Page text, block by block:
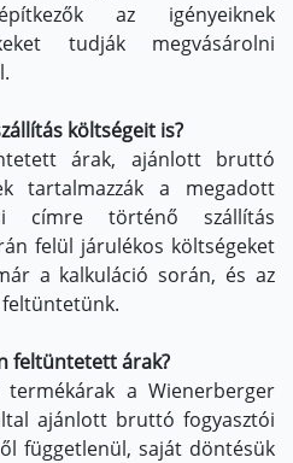
az igényeiknek
tudják megvásárolni
költségeit is?
árak, ajánlott bruttó
tartalmazzák a megadott
címre történő szállítás
felül járulékos költségeket
a kalkuláció során, és az
feltüntetett árak?
a Wienerberger
ajánlott bruttó fogyasztói
függetlenül, saját döntésük